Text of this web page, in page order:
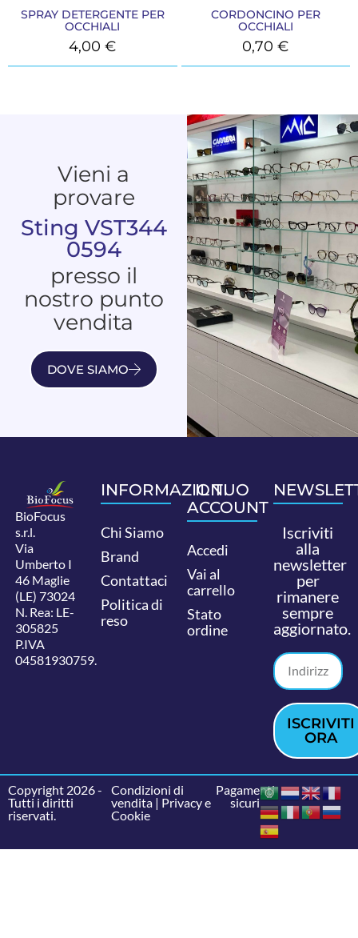
SPRAY DETERGENTE PER
OCCHIALI
4,00€
CORDONCINO PER
OCCHIALI
0,70€
Vieni a
provare
Sting VST344
0594
presso il
nostro punto
vendita
DOVE SIAMO
BioFocus
s.r.l.
Via
Umberto I
46 Maglie
(LE) 73024
N. Rea: LE-
305825
P.IVA
04581930759.
INFORMAZIONI
Chi Siamo
Brand
Contattaci
Politica di
reso
IL TUO
ACCOUNT
Accedi
Vai al
carrello
Stato
ordine
Iscriviti
alla
newsletter
per
rimanere
sempre
aggiornato.
ISCRIVITI
ORA
Copyright 2026 -
Tutti i diritti
riservati.
Condizioni di
vendita| Privacy e
Cookie
Pagamenti
sicuri